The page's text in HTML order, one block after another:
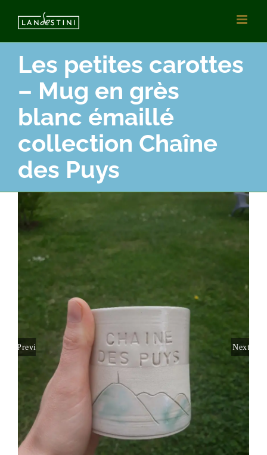
contenuto
Les petites carottes
– Mug en grès
blanc émaillé
collection Chaîne
des Puys
Previous Next